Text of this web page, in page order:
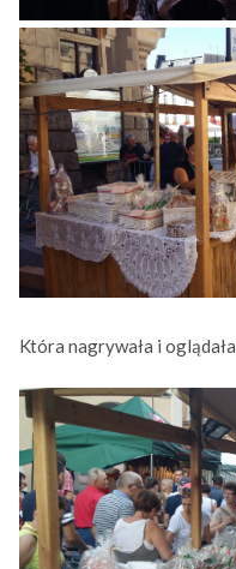
Która nagrywała i oglądała